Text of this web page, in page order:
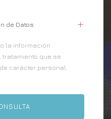
de Datos
la información
que se
carácter personal.